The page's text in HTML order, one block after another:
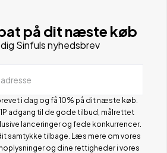
på dit næste køb
Sinfuls nyhedsbrev
i dag og få 10% på dit næste køb.
adgang til de gode tilbud, målrettet
lanceringer og fede konkurrencer.
samtykke tilbage. Læs mere om vores
og dine rettigheder i vores